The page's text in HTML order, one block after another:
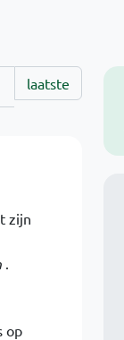
laatste
zijn
.
op